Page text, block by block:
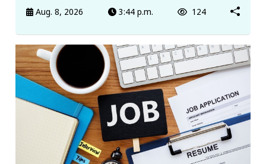
Aug. 8, 2026 3:44 p.m. 124